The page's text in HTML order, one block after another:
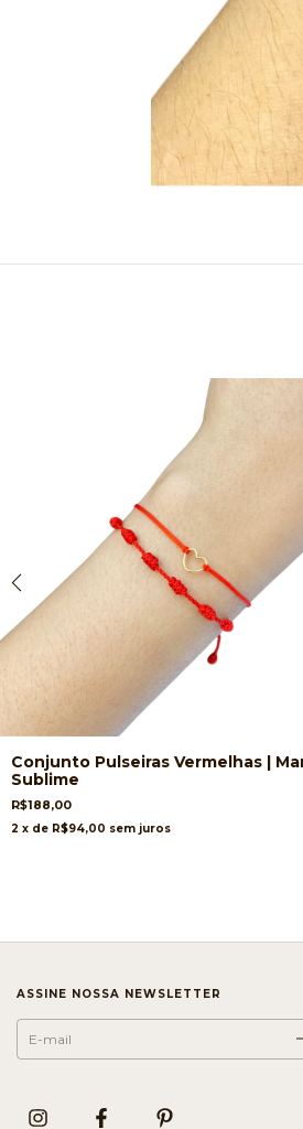
Conjunto Pulseiras Vermelhas |
Sublime
R$188,00
2 x de R$94,00 sem juros
ASSINE NOSSA NEWSLETTER